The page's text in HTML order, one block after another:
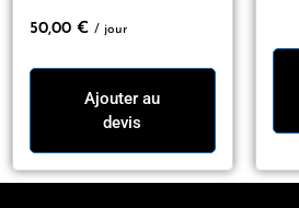
50,00 € / jour
Ajouter au
devis